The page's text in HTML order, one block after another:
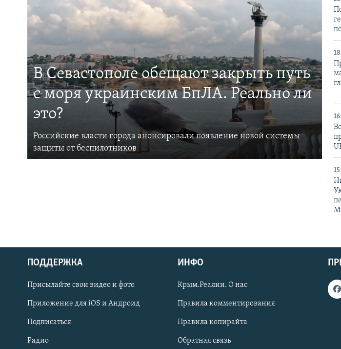
Українською
Qırımtatar
ПРИСОЕДИНЯЙТЕСЬ!
В Севастополе обещают закрыть путь
с моря украинским БпЛА. Реально ли
это?
Российские власти города анонсировали появление новой системы
защиты от беспилотников
ПОДДЕРЖКА
Присылайте свои видео и фото
Приложение для iOS и Андроид
Подписаться
Радио
ИНФО
Крым.Реалии. О нас
Правила комментирования
Правила копирайта
Обратная связь